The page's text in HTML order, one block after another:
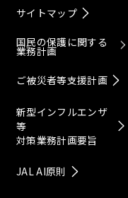
サイトマップ
国民の保護に関する
業務計画
ご被災者等支援計画
新型インフルエンザ
等
対策業務計画要旨
JAL AI原則